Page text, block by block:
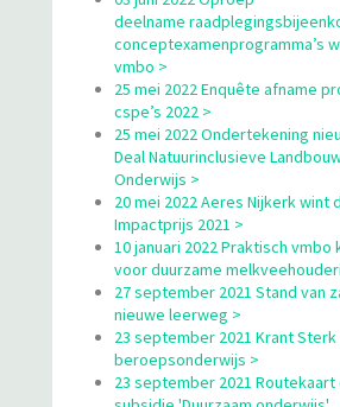
deelname
conceptexamenprogramma’s
vmbo >
25 mei 2022 Enquête afname
cspe’s 2022 >
25 mei 2022 Ondertekening
Deal Natuurinclusieve
Onderwijs >
20 mei 2022 Aeres Nijkerk wint
Impactprijs 2021 >
10 januari 2022 Praktisch vmbo
voor duurzame
27 september 2021 Stand van
nieuwe leerweg >
23 september 2021 Krant Sterk
beroepsonderwijs >
23 september 2021 Routekaart